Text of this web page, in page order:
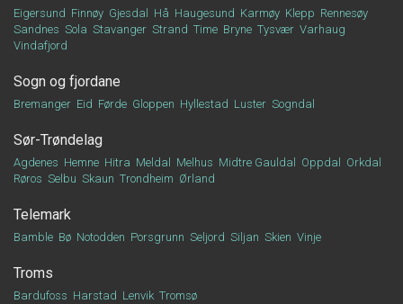
Eigersund Finnøy Gjesdal Hå Haugesund Karmøy Klepp Rennesøy
Sandnes Sola Stavanger Strand Time Bryne Tysvær Varhaug
Vindafjord
Sogn og fjordane
Bremanger Eid Førde Gloppen Hyllestad Luster Sogndal
Sør-Trøndelag
Agdenes Hemne Hitra Meldal Melhus Midtre Gauldal Oppdal
Orkdal
Røros Selbu Skaun Trondheim Ørland
Telemark
Bamble Bø Notodden Porsgrunn Seljord Siljan Skien Vinje
Troms
Bardufoss Harstad Lenvik Tromsø